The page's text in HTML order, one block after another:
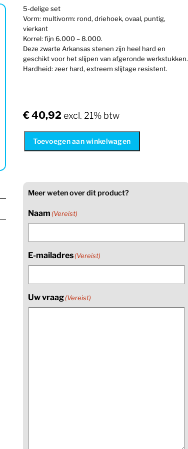
5-delige set
Vorm: multivorm: rond, driehoek, ovaal, puntig,
vierkant
Korrel: fijn 6.000 – 8.000.
Deze zwarte Arkansas stenen zijn heel hard en
geschikt voor het slijpen van afgeronde werkstukken.
Hardheid: zeer hard, extreem slijtage resistent.
€40,92 excl. 21% btw
Toevoegen aan winkelwagen
Meer weten over dit product?
Naam(Vereist)
E-mailadres(Vereist)
Uw vraag(Vereist)